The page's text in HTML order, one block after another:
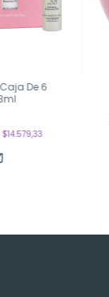
De 6
$14.579,33